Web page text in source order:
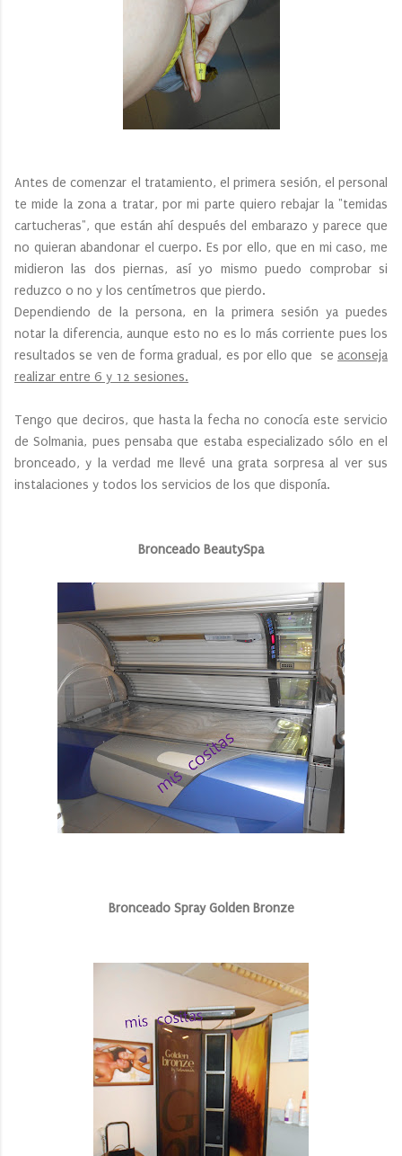
Antes de comenzar el tratamiento, el primera sesión, el personal
te mide la zona a tratar, por mi parte quiero rebajar la "temidas
cartucheras", que están ahí después del embarazo y parece que
no quieran abandonar el cuerpo. Es por ello, que en mi caso, me
midieron las dos piernas, así yo mismo puedo comprobar si
reduzco o no y los centímetros que pierdo.
Dependiendo de la persona, en la primera sesión ya puedes
notar la diferencia, aunque esto no es lo más corriente pues los
resultados se ven de forma gradual, es por ello que se aconseja
realizar entre 6 y 12 sesiones.
Tengo que deciros, que hasta la fecha no conocía este servicio
de Solmania, pues pensaba que estaba especializado sólo en el
bronceado, y la verdad me llevé una grata sorpresa al ver sus
instalaciones y todos los servicios de los que disponía.
Bronceado BeautySpa
Bronceado Spray Golden Bronze